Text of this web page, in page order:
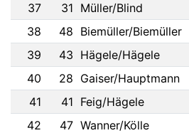
37
31 Müller/Blind
38
48 Biemüller/Biemüller
39
43 Hägele/Hägele
40
28 Gaiser/Hauptmann
41
41 Feig/Hägele
42
47 Wanner/Kölle